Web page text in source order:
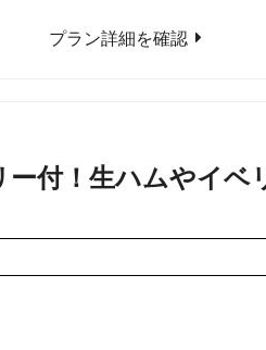
プラン詳細を確認
ー付！生ハムやイ